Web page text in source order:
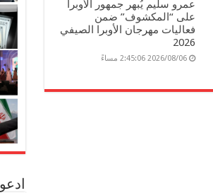
عمرو سليم يُبهر جمهور الأوبرا
على “المكشوف” ضمن
فعاليات مهرجان الأوبرا الصيفي
2026
2026/08/06 2:45:06 مساءً